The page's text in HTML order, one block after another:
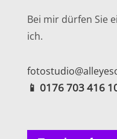
Bei mir dürfen Sie
ich.
📱 0176 703 416